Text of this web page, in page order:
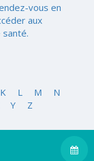
vous en
aux
K L M
N
Y Z